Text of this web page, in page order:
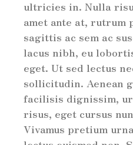
ultricies in. Nulla
amet ante at, rutrum
sagittis ac sem ac
lacus nibh, eu
eget. Ut sed lectus
sollicitudin. Aenean
facilisis dignissim,
risus, eget cursus
Vivamus pretium